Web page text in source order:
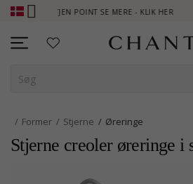
POINT SE MERE - KLIK HER
Former Stjerne Øreringe
Stjerne creoler øreringe i